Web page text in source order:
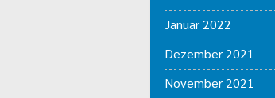
Januar 2022
Dezember 2021
November 2021